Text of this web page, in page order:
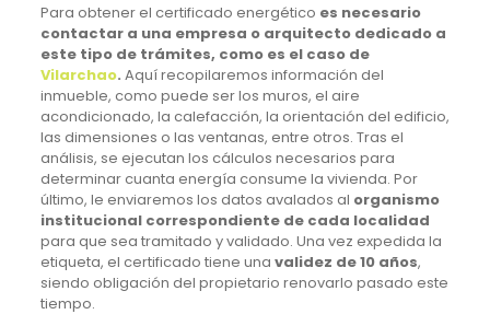
Para obtener el certificado energético es necesario
contactar a una empresa o arquitecto dedicado a
este tipo de trámites, como es el caso de
Vilarchao. Aquí recopilaremos información del
inmueble, como puede ser los muros, el aire
acondicionado, la calefacción, la orientación del edificio,
las dimensiones o las ventanas, entre otros. Tras el
análisis, se ejecutan los cálculos necesarios para
determinar cuanta energía consume la vivienda. Por
último, le enviaremos los datos avalados al organismo
institucional correspondiente de cada localidad
para que sea tramitado y validado. Una vez expedida la
etiqueta, el certificado tiene una validez de 10 años,
siendo obligación del propietario renovarlo pasado este
tiempo.